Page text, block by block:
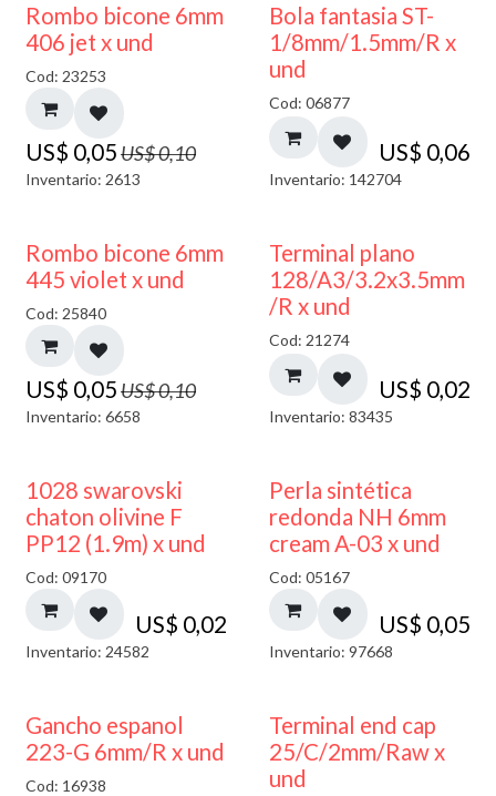
50% DESCUENTO
Rombo bicone 6mm
406 jet x und
Cod: 23253
US$ 0,05US$0,10
Inventario: 2613
Bola fantasia ST-
1/8mm/1.5mm/R x
und
Cod: 06877
US$ 0,06
Inventario: 142704
50% DESCUENTO
Rombo bicone 6mm
445 violet x und
Cod: 25840
US$ 0,05US$0,10
Inventario: 6658
Terminal plano
128/A3/3.2x3.5mm
/R x und
Cod: 21274
US$ 0,02
Inventario: 83435
1028 swarovski
chaton olivine F
PP12 (1.9m) x und
Cod: 09170
US$ 0,02
Inventario: 24582
Perla sintética
redonda NH 6mm
cream A-03 x und
Cod: 05167
US$ 0,05
Inventario: 97668
Gancho espanol
223-G 6mm/R x und
Cod: 16938
Terminal end cap
25/C/2mm/Raw x
und